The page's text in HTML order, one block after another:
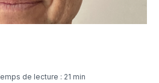
Temps de lecture : 21 min